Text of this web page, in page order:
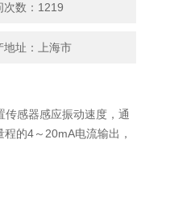
次数：1219
地址：上海市
感器感应振动速度，通
的4～20mA电流输出，